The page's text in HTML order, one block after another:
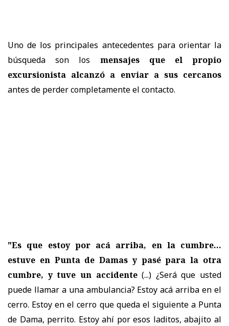
Uno de los principales antecedentes para orientar la
búsqueda son los mensajes que el propio
excursionista alcanzó a enviar a sus cercanos
antes de perder completamente el contacto.
"Es que estoy por acá arriba, en la cumbre...
estuve en Punta de Damas y pasé para la otra
cumbre, y tuve un accidente(...) ¿Será que usted
puede llamar a una ambulancia? Estoy acá arriba en el
cerro. Estoy en el cerro que queda el siguiente a Punta
de Dama, perrito. Estoy ahí por esos laditos, abajito al